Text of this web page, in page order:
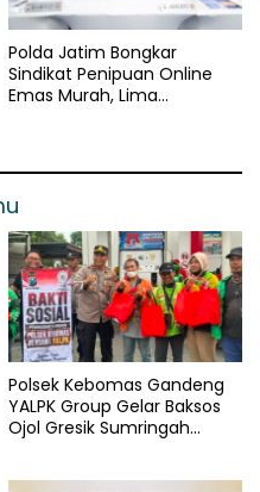
Polda Jatim Bongkar
Sindikat Penipuan Online
Emas Murah, Lima
Polsek Kebomas Gandeng
YALPK Group Gelar Baksos
Ojol Gresik Sumringah